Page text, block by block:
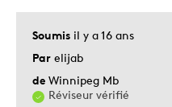
Soumis il y a 16 ans
Par elijab
de Winnipeg Mb
Réviseur vérifié